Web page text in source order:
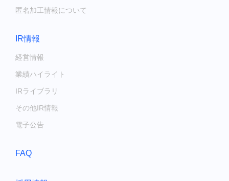
匿名加工情報について
IR情報
経営情報
業績ハイライト
IRライブラリ
その他IR情報
電子公告
FAQ